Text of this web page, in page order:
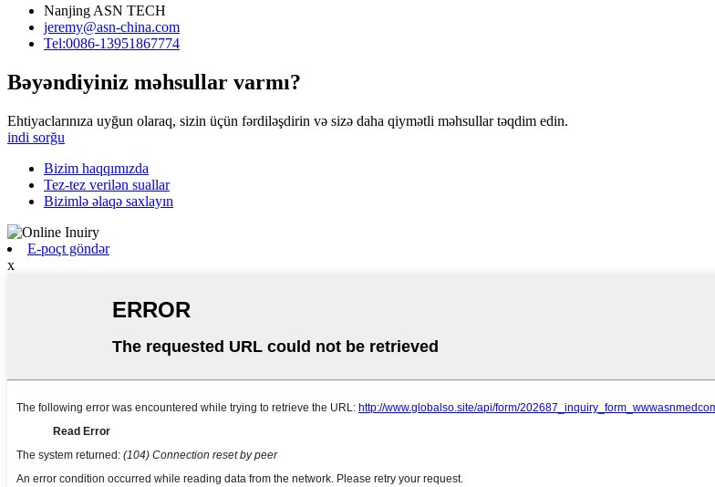
Nanjing ASN TECH
jeremy@asn-china.com
Tel:0086-13951867774
Bəyəndiyiniz məhsullar varmı?
Ehtiyaclarınıza uyğun olaraq, sizin üçün fərdiləşdirin və sizə daha qiymətli məhsullar təqdim edin.
indi sorğu
Bizim haqqımızda
Tez-tez verilən suallar
Bizimlə əlaqə saxlayın
E-poçt göndər
x